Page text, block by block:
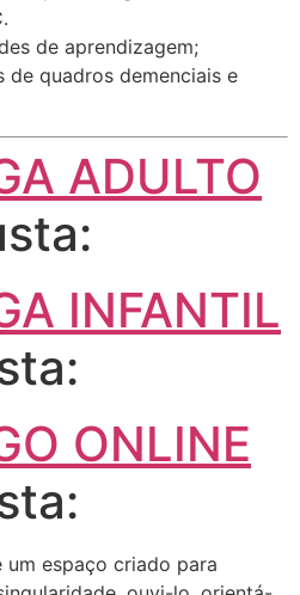
de aprendizagem;
de quadros demenciais e
ADULTO
INFANTIL
ONLINE
espaço criado para